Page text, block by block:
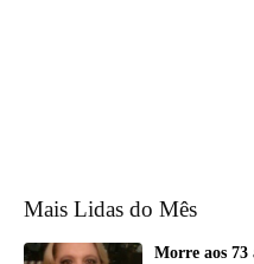
Mais Lidas do Mês
Morre aos